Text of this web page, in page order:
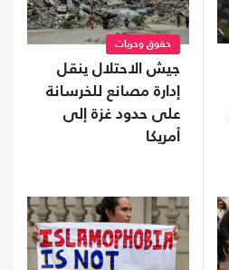
حقوق وحريات
جيش الاحتلال ينقل
إدارة مصانع للخرسانة
على حدود غزة إلى
أمريكا